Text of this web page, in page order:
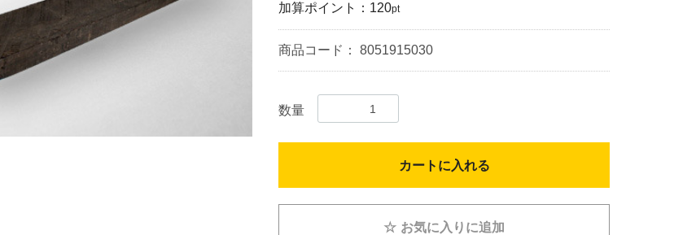
加算ポイント： 120pt
商品コード：8051915030
数量
カートに入れる
☆ お気に入りに追加